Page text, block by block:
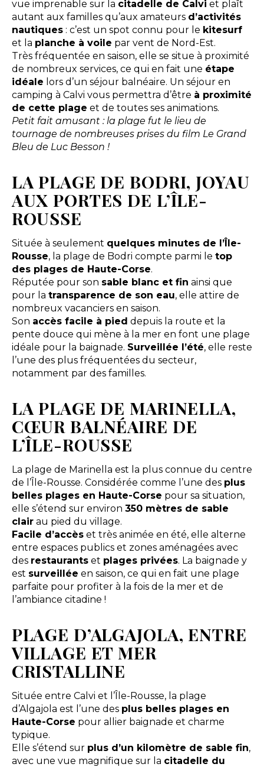
vue imprenable sur la citadelle de Calvi et plaît
autant aux familles qu’aux amateurs d’activités
nautiques: c’est un spot connu pour le kitesurf
et la planche à voile par vent de Nord-Est.
Très fréquentée en saison, elle se situe à proximité
de nombreux services, ce qui en fait une étape
idéale lors d’un séjour balnéaire. Un séjour en
camping à Calvi vous permettra d’être à proximité
de cette plage et de toutes ses animations.
Petit fait amusant : la plage fut le lieu de
tournage de nombreuses prises du film Le Grand
Bleu de Luc Besson !
LA PLAGE DE BODRI, JOYAU
AUX PORTES DE L’ÎLE-
ROUSSE
Située à seulement quelques minutes de l’Île-
Rousse, la plage de Bodri compte parmi le top
des plages de Haute-Corse.
Réputée pour son sable blanc et fin ainsi que
pour la transparence de son eau, elle attire de
nombreux vacanciers en saison.
Son accès facile à pied depuis la route et la
pente douce qui mène à la mer en font une plage
idéale pour la baignade. Surveillée l’été, elle reste
l’une des plus fréquentées du secteur,
notamment par des familles.
LA PLAGE DE MARINELLA,
CŒUR BALNÉAIRE DE
L’ÎLE-ROUSSE
La plage de Marinella est la plus connue du centre
de l’Île-Rousse. Considérée comme l’une des plus
belles plages en Haute-Corse pour sa situation,
elle s’étend sur environ 350 mètres de sable
clairau pied du village.
Facile d’accèset très animée en été, elle alterne
entre espaces publics et zones aménagées avec
des restaurantset plages privées. La baignade y
est surveillée en saison, ce qui en fait une plage
parfaite pour profiter à la fois de la mer et de
l’ambiance citadine !
PLAGE D’ALGAJOLA, ENTRE
VILLAGE ET MER
CRISTALLINE
Située entre Calvi et l’Île-Rousse, la plage
d’Algajola est l’une des plus belles plages en
Haute-Corse pour allier baignade et charme
typique.
Elle s’étend sur plus d’un kilomètre de sable fin,
avec une vue magnifique sur la citadelle du